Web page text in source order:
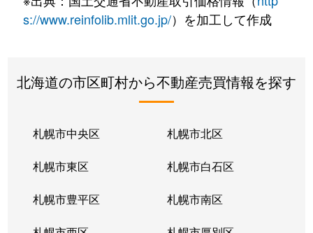
s://www.reinfolib.mlit.go.jp/）を加工して作成
北海道の市区町村から不動産売買情報を探す
札幌市中央区 札幌市北区
札幌市東区 札幌市白石区
札幌市豊平区 札幌市南区